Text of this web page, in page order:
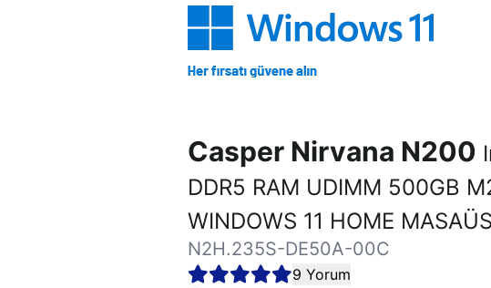
Casper Nirvana N200
DDR5 RAM UDIMM 500GB
WINDOWS 11 HOME
N2H.235S-DE50A-00C
9 Yorum